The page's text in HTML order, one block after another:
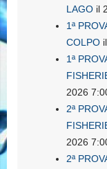
LAGO il
1ª
COLPO
1ª
2026
2ª
2026
2ª